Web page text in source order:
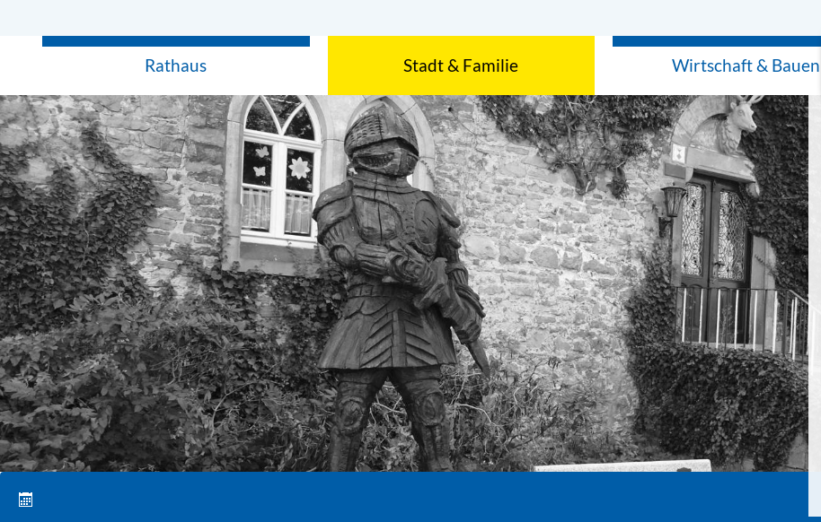
Rathaus Stadt & Familie Wirtschaft & Bauen